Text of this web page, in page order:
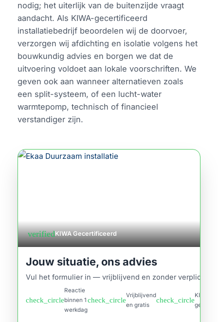
nodig; het uiterlijk van de buitenzijde vraagt
aandacht. Als KIWA-gecertificeerd
installatiebedrijf beoordelen wij de doorvoer,
verzorgen wij afdichting en isolatie volgens het
bouwkundig advies en borgen we dat de
uitvoering voldoet aan lokale voorschriften. We
geven ook aan wanneer alternatieven zoals
een split-systeem, of een lucht-water
warmtepomp, technisch of financieel
verstandiger zijn.
verifiedKIWA Gecertificeerd
Jouw situatie, ons advies
Vul het formulier in — vrijblijvend en zonder
check_circle
Reactie
binnen 1
werkdag
check_circle
Vrijblijvend
en gratis
check_circle
KIWA